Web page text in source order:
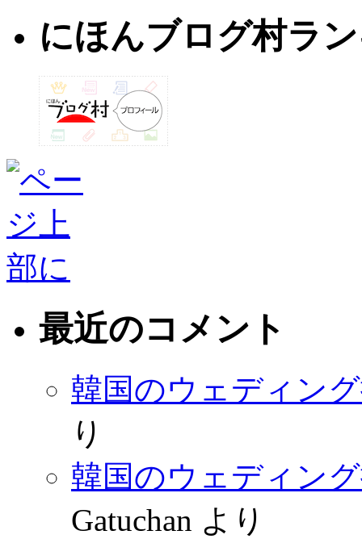
にほんブログ村ラ
最近のコメント
韓国のウェディン
り
韓国のウェディン
Gatuchan より